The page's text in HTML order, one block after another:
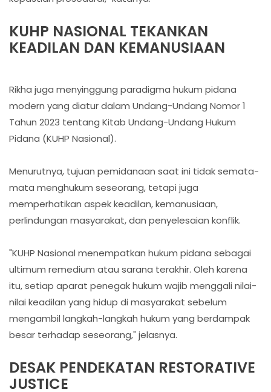
KUHP NASIONAL TEKANKAN
KEADILAN DAN KEMANUSIAAN
Rikha juga menyinggung paradigma hukum pidana
modern yang diatur dalam Undang-Undang Nomor 1
Tahun 2023 tentang Kitab Undang-Undang Hukum
Pidana (KUHP Nasional).
Menurutnya, tujuan pemidanaan saat ini tidak semata-
mata menghukum seseorang, tetapi juga
memperhatikan aspek keadilan, kemanusiaan,
perlindungan masyarakat, dan penyelesaian konflik.
"KUHP Nasional menempatkan hukum pidana sebagai
ultimum remedium atau sarana terakhir. Oleh karena
itu, setiap aparat penegak hukum wajib menggali nilai-
nilai keadilan yang hidup di masyarakat sebelum
mengambil langkah-langkah hukum yang berdampak
besar terhadap seseorang," jelasnya.
DESAK PENDEKATAN RESTORATIVE
JUSTICE